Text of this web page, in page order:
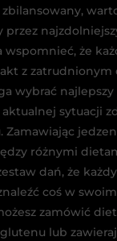
zbilansowany,
przez
wspomnieć, że
z zatrudnionym
wybrać najlepszy
sytuacji
Zamawiając
różnymi
dań, że
coś w
zamówić
lub